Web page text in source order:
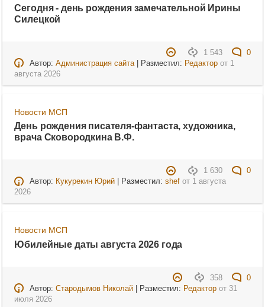
Сегодня - день рождения замечательной Ирины
Силецкой
1 543
0
Автор: Администрация сайта| Разместил: Редакторот 1
августа 2026
Новости МСП
День рождения писателя-фантаста, художника,
врача Сковородкина В.Ф.
1 630
0
Автор: Кукурекин Юрий| Разместил: shefот 1 августа
2026
Новости МСП
Юбилейные даты августа 2026 года
358
0
Автор: Стародымов Николай| Разместил: Редакторот 31
июля 2026